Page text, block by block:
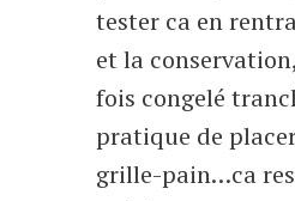
tester ca en
et la
fois congelé
pratique de
grille-pain…ca